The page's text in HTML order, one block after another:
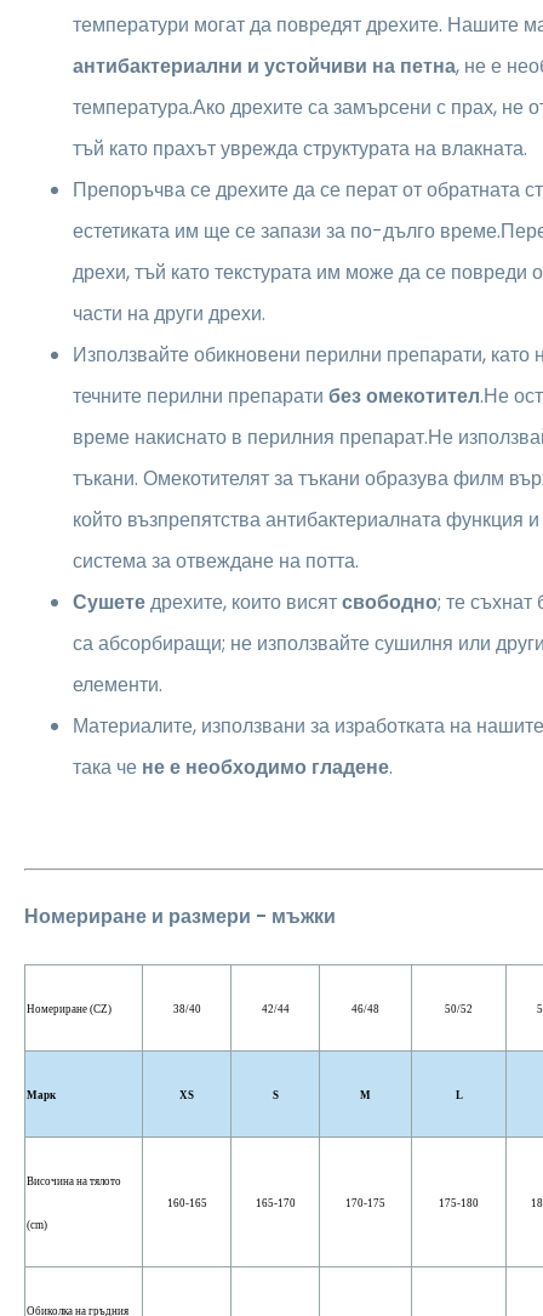
температури могат да повредят дрехите. Нашите
антибактериални и устойчиви на петна, не е
температура.Ако дрехите са замърсени с прах, не
тъй като прахът уврежда структурата на влакната.
Препоръчва се дрехите да се перат от обратната
естетиката им ще се запази за по-дълго
дрехи, тъй като текстурата им може да се повреди
части на други дрехи.
Използвайте обикновени перилни препарати, като
течните перилни препарати без омекотител.Не
време накиснато в перилния препарат.Не
тъкани. Омекотителят за тъкани образува филм
който възпрепятства антибактериалната функция
система за отвеждане на потта.
Сушетедрехите, които висятсвободно; те съхнат
са абсорбиращи; не използвайте сушилня или
елементи.
Материалите, използвани за изработката на
така че не е необходимо гладене.
Номериране и размери - мъжки
Номериране (CZ) 38/40 42/44 46/48 50/52
Марк XS S M L
Височина на тялото
(cm)
160-165 165-170 170-175 175-180
Обиколка на гръдния